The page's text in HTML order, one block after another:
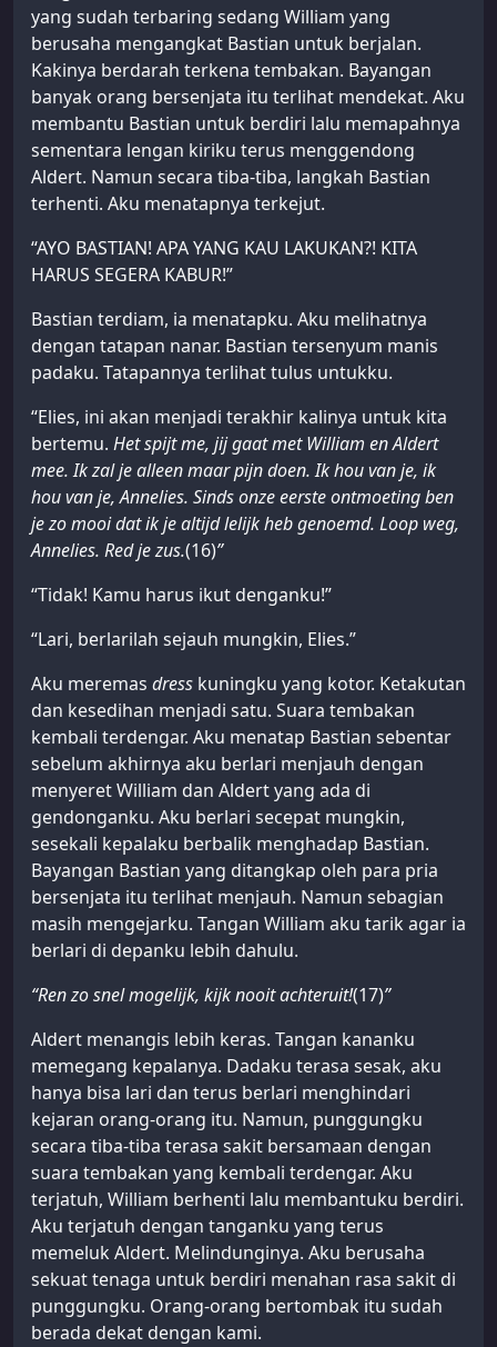
yang sudah terbaring sedang William yang
berusaha mengangkat Bastian untuk berjalan.
Kakinya berdarah terkena tembakan. Bayangan
banyak orang bersenjata itu terlihat mendekat. Aku
membantu Bastian untuk berdiri lalu memapahnya
sementara lengan kiriku terus menggendong
Aldert. Namun secara tiba-tiba, langkah Bastian
terhenti. Aku menatapnya terkejut.
“AYO BASTIAN! APA YANG KAU LAKUKAN?! KITA
HARUS SEGERA KABUR!”
Bastian terdiam, ia menatapku. Aku melihatnya
dengan tatapan nanar. Bastian tersenyum manis
padaku. Tatapannya terlihat tulus untukku.
“Elies, ini akan menjadi terakhir kalinya untuk kita
bertemu. Het spijt me, jij gaat met William en Aldert
mee. Ik zal je alleen maar pijn doen. Ik hou van je, ik
hou van je, Annelies. Sinds onze eerste ontmoeting ben
je zo mooi dat ik je altijd lelijk heb genoemd. Loop weg,
Annelies. Red je zus.(16)”
“Tidak! Kamu harus ikut denganku!”
“Lari, berlarilah sejauh mungkin, Elies.”
Aku meremas dress kuningku yang kotor. Ketakutan
dan kesedihan menjadi satu. Suara tembakan
kembali terdengar. Aku menatap Bastian sebentar
sebelum akhirnya aku berlari menjauh dengan
menyeret William dan Aldert yang ada di
gendonganku. Aku berlari secepat mungkin,
sesekali kepalaku berbalik menghadap Bastian.
Bayangan Bastian yang ditangkap oleh para pria
bersenjata itu terlihat menjauh. Namun sebagian
masih mengejarku. Tangan William aku tarik agar ia
berlari di depanku lebih dahulu.
“Ren zo snel mogelijk, kijk nooit achteruit!(17)”
Aldert menangis lebih keras. Tangan kananku
memegang kepalanya. Dadaku terasa sesak, aku
hanya bisa lari dan terus berlari menghindari
kejaran orang-orang itu. Namun, punggungku
secara tiba-tiba terasa sakit bersamaan dengan
suara tembakan yang kembali terdengar. Aku
terjatuh, William berhenti lalu membantuku berdiri.
Aku terjatuh dengan tanganku yang terus
memeluk Aldert. Melindunginya. Aku berusaha
sekuat tenaga untuk berdiri menahan rasa sakit di
punggungku. Orang-orang bertombak itu sudah
berada dekat dengan kami.